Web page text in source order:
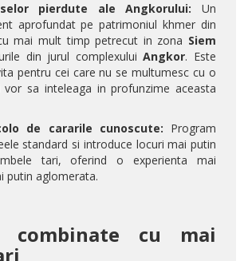
pierdute ale Angkorului: Un
aprofundat pe patrimoniul khmer din
mai mult timp petrecut in zona Siem
din jurul complexuluiAngkor. Este
pentru cei care nu se multumesc cu o
sa inteleaga in profunzime aceasta
de cararile cunoscute: Program
standard si introduce locuri mai putin
tari, oferind o experienta mai
putin aglomerata.
combinate cu mai